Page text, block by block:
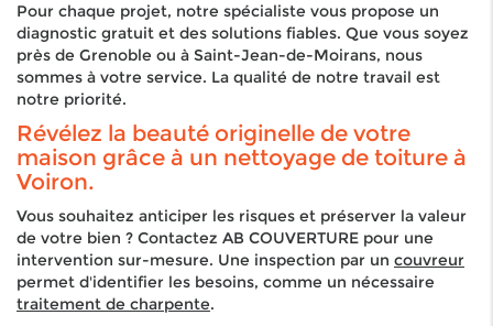
Pour chaque projet, notre spécialiste vous propose un
diagnostic gratuit et des solutions fiables. Que vous soyez
près de Grenoble ou à Saint-Jean-de-Moirans, nous
sommes à votre service. La qualité de notre travail est
notre priorité.
Révélez la beauté originelle de votre
maison grâce à un nettoyage de toiture à
Voiron.
Vous souhaitez anticiper les risques et préserver la valeur
de votre bien ? Contactez AB COUVERTURE pour une
intervention sur-mesure. Une inspection par un couvreur
permet d'identifier les besoins, comme un nécessaire
traitement de charpente.